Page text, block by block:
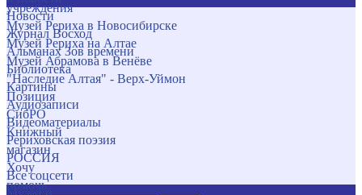
учреждения
Музей Рериха в Новосибирске
Музей Рериха на Алтае
Музей Абрамова в Венёве
"Наследие Алтая" - Верх-Уймон
Позиция
СибРО
Книжный
магазин
Хочу
помочь
Новости
Журнал Восход
Альманах Зов времени
Библиотека
Картины
Аудиозаписи
Видеоматериалы
Рериховская поэзия
РОССИЯ
Все соцсети